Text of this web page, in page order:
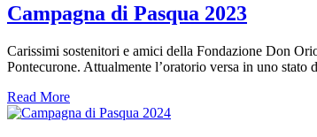
Campagna di Pasqua 2023
Carissimi sostenitori e amici della Fondazione Don
Pontecurone. Attualmente l’oratorio versa in uno
Read More